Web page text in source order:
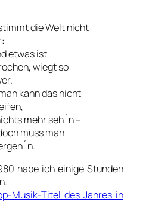
die Welt nicht
etwas ist
wiegt so
kann das nicht
mehr seh´n –
muss man
habe ich einige Stunden
Musik-Titel des Jahres in